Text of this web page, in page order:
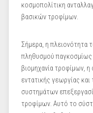
κοσμοπολίτικη
βασικών τροφίμων.
Σήμερα, η πλειονότητα
πληθυσμού παγκοσμίως
βιομηχανία τροφίμων,
εντατικής γεωργίας
συστημάτων
τροφίμων. Αυτό το